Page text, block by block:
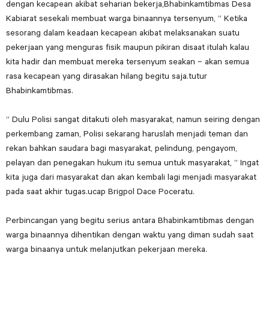
dengan kecapean akibat seharian bekerja,Bhabinkamtibmas Desa
Kabiarat sesekali membuat warga binaannya tersenyum, ” Ketika
sesorang dalam keadaan kecapean akibat melaksanakan suatu
pekerjaan yang menguras fisik maupun pikiran disaat itulah kalau
kita hadir dan membuat mereka tersenyum seakan – akan semua
rasa kecapean yang dirasakan hilang begitu saja.tutur
Bhabinkamtibmas.
” Dulu Polisi sangat ditakuti oleh masyarakat, namun seiring dengan
perkembang zaman, Polisi sekarang haruslah menjadi teman dan
rekan bahkan saudara bagi masyarakat, pelindung, pengayom,
pelayan dan penegakan hukum itu semua untuk masyarakat, ” Ingat
kita juga dari masyarakat dan akan kembali lagi menjadi masyarakat
pada saat akhir tugas.ucap Brigpol Dace Poceratu.
Perbincangan yang begitu serius antara Bhabinkamtibmas dengan
warga binaannya dihentikan dengan waktu yang diman sudah saat
warga binaanya untuk melanjutkan pekerjaan mereka.